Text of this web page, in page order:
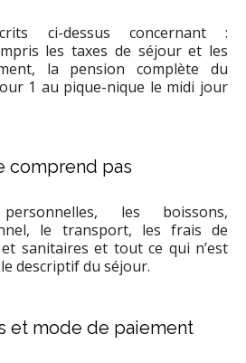
ci-dessus concernant :
les taxes de séjour et les
la pension complète du
1 au pique-nique le midi jour
comprend pas
les boissons,
le transport, les frais de
sanitaires et tout ce qui n’est
descriptif du séjour.
et mode de paiement